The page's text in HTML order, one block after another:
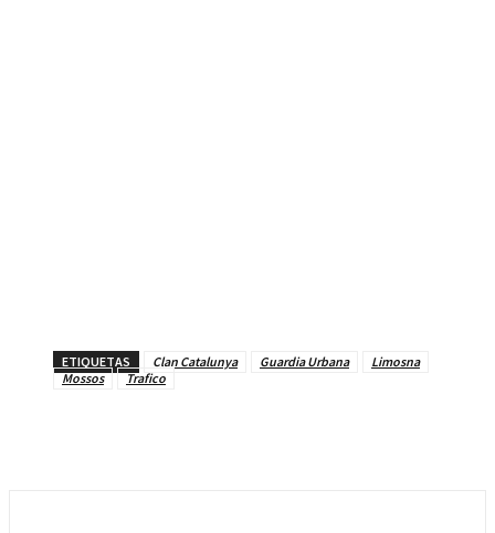
ETIQUETAS Clan Catalunya Guardia Urbana
Limosna
Mossos
Trafico